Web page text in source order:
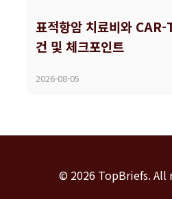
표적항암 치료비와
건 및 체크포인트
2026-08-05
© 2026 TopBriefs. All